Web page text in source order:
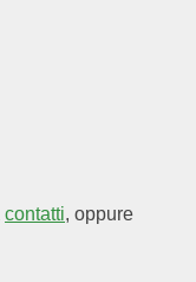
contatti, oppure